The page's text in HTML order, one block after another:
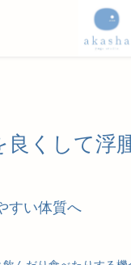
良くして浮
すい体質へ